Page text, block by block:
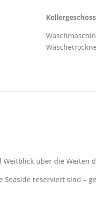
über die Weiten
Seaside reserviert sind –